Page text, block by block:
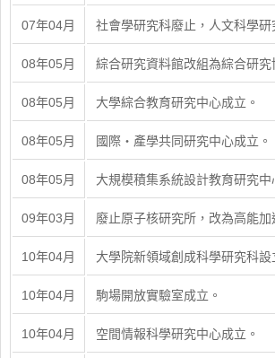
07年04月 社會學研究科廢止，人文科學
08年05月 綜合研究資料館改組為綜合研究
08年05月 大學綜合教育研究中心成立。
08年05月 國際・產學共同研究中心成立。
08年05月 大規模積集系統設計教育研究中
09年03月 廢止原子核研究所，改為高能
10年04月 大學院新領域創成科學研究科設
10年04月 駒場開放實驗室成立。
10年04月 空間情報科學研究中心成立。